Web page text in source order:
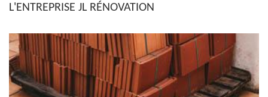
L'ENTREPRISE JL RÉNOVATION